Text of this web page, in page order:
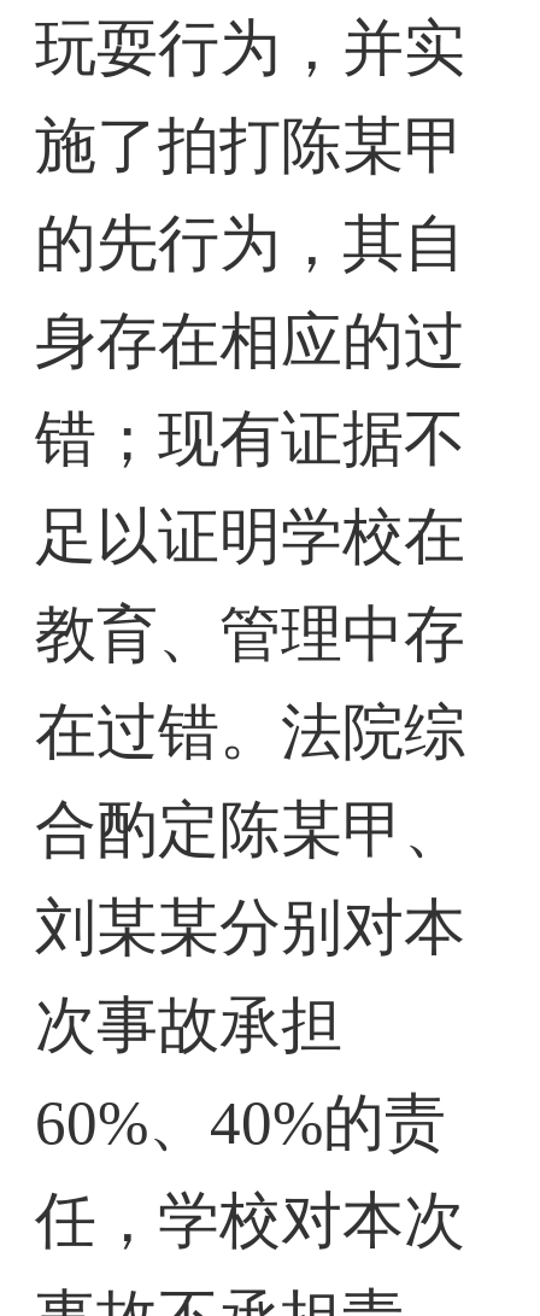
玩耍行为，并实
施了拍打陈某甲
的先行为，其自
身存在相应的过
错；现有证据不
足以证明学校在
教育、管理中存
在过错。法院综
合酌定陈某甲、
刘某某分别对本
次事故承担
60%、40%的责
任，学校对本次